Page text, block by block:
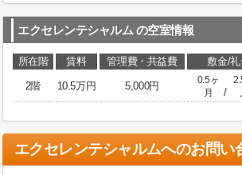
エクセレンテシャルム の空室情報
所在階 賃料 管理費・共益費 敷金/礼
2階
10.5万円 5,000円
0.5ヶ
月
/
エクセレンテシャルムへのお問い